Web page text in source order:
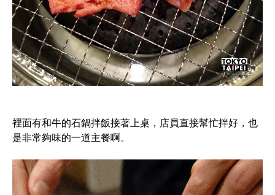
裡面有和牛的石鍋拌飯接著上桌，店員直接幫忙拌好，也
是非常夠味的一道主餐啊。